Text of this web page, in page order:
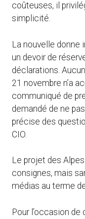
coûteuses, il
simplicité.
La nouvelle donne
un devoir de
déclarations.
21 novembre n’a
communiqué de
demandé de ne
précise des
CIO.
Le projet des
consignes, mais
médias au terme
Pour l’occasion